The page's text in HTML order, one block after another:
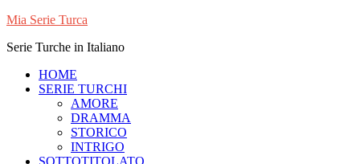
Skip
content
Mia Serie Turca
Serie Turche in Italiano
HOME
SERIE TURCHI
AMORE
DRAMMA
STORICO
INTRIGO
SOTTOTITOLATO